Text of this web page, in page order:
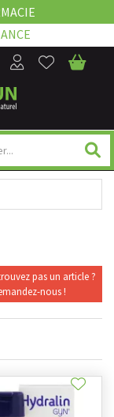
pas un article ?
nous !